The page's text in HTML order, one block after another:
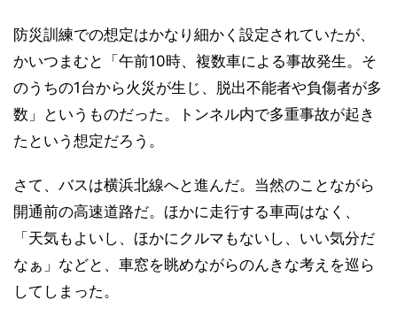
防災訓練での想定はかなり細かく設定されていたが、
かいつまむと「午前10時、複数車による事故発生。そ
のうちの1台から火災が生じ、脱出不能者や負傷者が多
数」というものだった。トンネル内で多重事故が起き
たという想定だろう。
さて、バスは横浜北線へと進んだ。当然のことながら
開通前の高速道路だ。ほかに走行する車両はなく、
「天気もよいし、ほかにクルマもないし、いい気分だ
なぁ」などと、車窓を眺めながらのんきな考えを巡ら
してしまった。